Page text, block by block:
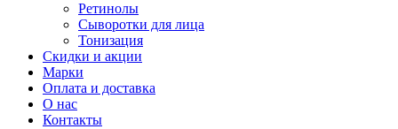
Ретинолы
Сыворотки для лица
Тонизация
Скидки и акции
Марки
Оплата и доставка
О нас
Контакты